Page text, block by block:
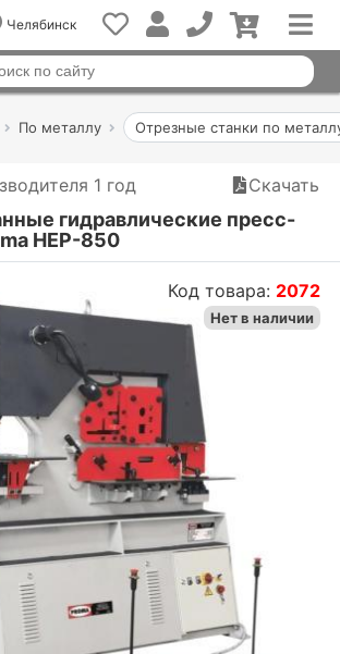
Челябинск
По металлу Отрезные станки по
1 год Скачать
гидравлические пресс-
HEP-850
Код товара: 2072
Нет в наличии